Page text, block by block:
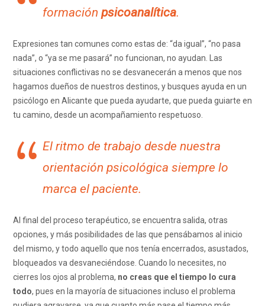
formaciónpsicoanalítica.
Expresiones tan comunes como estas de: “da igual”, “no pasa
nada”, o “ya se me pasará” no funcionan, no ayudan. Las
situaciones conflictivas no se desvanecerán a menos que nos
hagamos dueños de nuestros destinos, y busques ayuda en un
psicólogo en Alicante que pueda ayudarte, que pueda guiarte en
tu camino, desde un acompañamiento respetuoso.
El ritmo de trabajo desde nuestra
orientación psicológica siempre lo
marca el paciente.
Al final del proceso terapéutico, se encuentra salida, otras
opciones, y más posibilidades de las que pensábamos al inicio
del mismo, y todo aquello que nos tenía encerrados, asustados,
bloqueados va desvaneciéndose. Cuando lo necesites, no
cierres los ojos al problema, no creas que el tiempo lo cura
todo, pues en la mayoría de situaciones incluso el problema